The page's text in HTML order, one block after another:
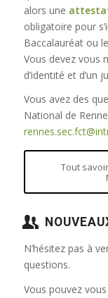
alors une
obligatoire pour
Baccalauréat ou
Vous devez vous
d’identité et d’un
Vous avez des
National de
Tout
N’hésitez pas à
questions.
Vous pouvez vous